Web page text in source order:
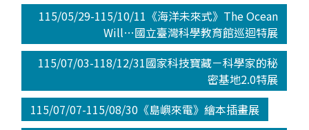
115/05/29-115/10/11《海洋未來式》The Ocean
Will…國立臺灣科學教育館巡迴特展
115/07/03-118/12/31國家科技寶藏－科學家的秘
密基地2.0特展
115/07/07-115/08/30《島嶼來電》繪本插畫展